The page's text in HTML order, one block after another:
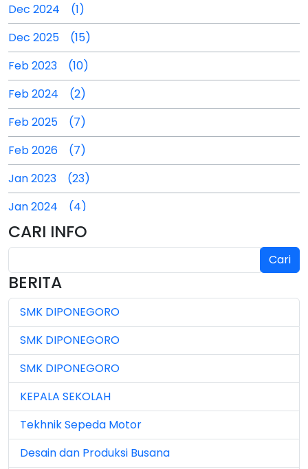
Dec 2024 (1)
Dec 2025 (15)
Feb 2023 (10)
Feb 2024 (2)
Feb 2025 (7)
Feb 2026 (7)
Jan 2023 (23)
Jan 2024 (4)
Jan 2025 (4)
Jul 2025 (3)
Jul 2026 (4)
Jun 2023 (7)
Jun 2024 (3)
Jun 2025 (1)
Jun 2026 (5)
Mar 2023 (8)
CARI INFO
Cari
BERITA
SMK DIPONEGORO
SMK DIPONEGORO
SMK DIPONEGORO
KEPALA SEKOLAH
Tekhnik Sepeda Motor
Desain dan Produksi Busana